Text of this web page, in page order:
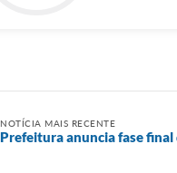
NOTÍCIA MAIS RECENTE
Prefeitura anuncia fase